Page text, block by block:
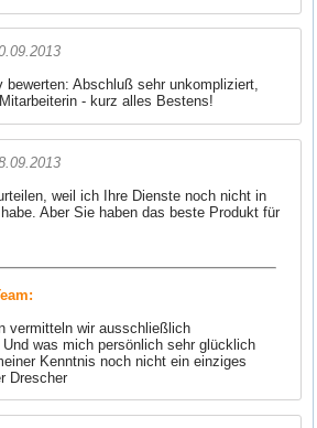
bewerten: Abschluß sehr unkompliziert,
- kurz alles Bestens!
weil ich Ihre Dienste noch nicht in
Aber Sie haben das beste Produkt für
vermitteln wir ausschließlich
was mich persönlich sehr glücklich
Kenntnis noch nicht ein einziges
Drescher